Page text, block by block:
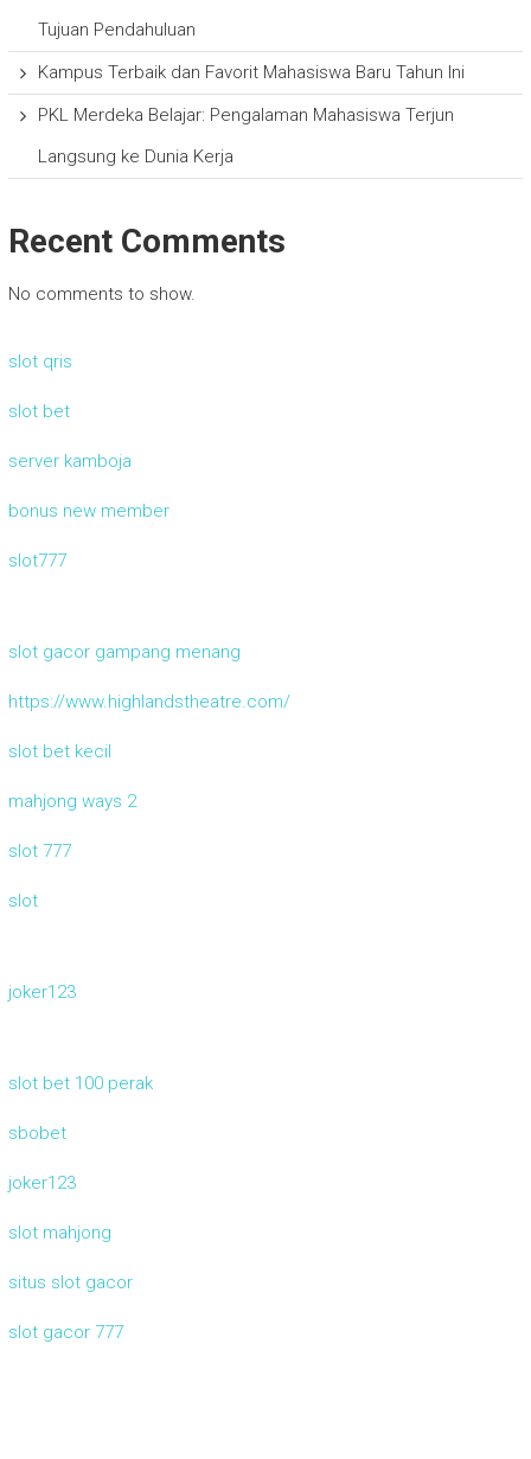
Tujuan Pendahuluan
Kampus Terbaik dan Favorit Mahasiswa Baru Tahun Ini
PKL Merdeka Belajar: Pengalaman Mahasiswa Terjun
Langsung ke Dunia Kerja
Recent Comments
No comments to show.
slot qris
slot bet
server kamboja
bonus new member
slot777
slot gacor gampang menang
https://www.highlandstheatre.com/
slot bet kecil
mahjong ways 2
slot 777
slot
joker123
slot bet 100 perak
sbobet
joker123
slot mahjong
situs slot gacor
slot gacor 777